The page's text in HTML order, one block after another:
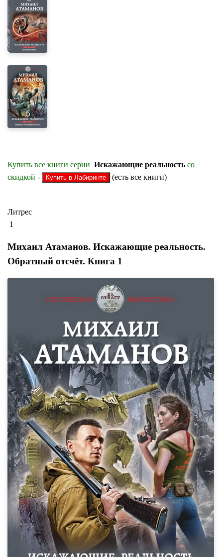
Купить все книги серии Искажающие реальность со
скидкой -
(есть все книги)
Литрес
1
Михаил Атаманов. Искажающие реальность.
Обратный отсчëт. Книга 1